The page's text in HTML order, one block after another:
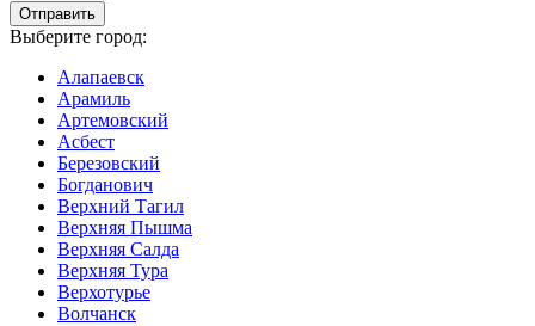
Выберите город:
Алапаевск
Арамиль
Артемовский
Асбест
Березовский
Богданович
Верхний Тагил
Верхняя Пышма
Верхняя Салда
Верхняя Тура
Верхотурье
Волчанск